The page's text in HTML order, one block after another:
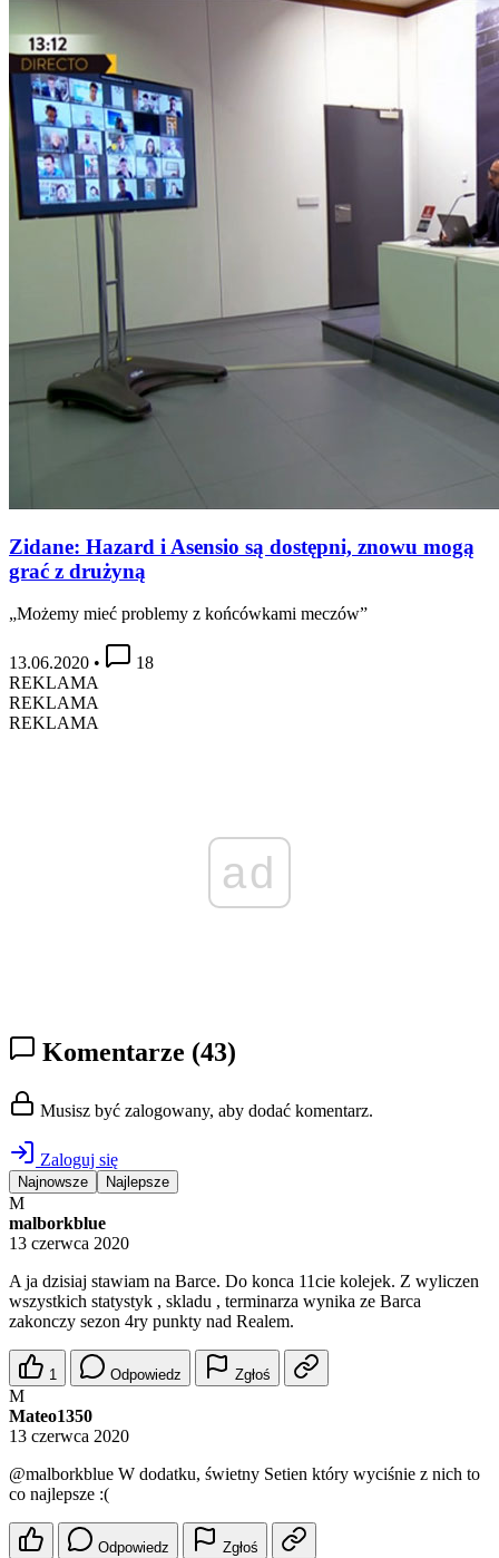
Zidane: Hazard i Asensio są dostępni, znowu mogą
grać z drużyną
„Możemy mieć problemy z końcówkami meczów”
13.06.2020 •
18
REKLAMA
REKLAMA
REKLAMA
ad
Komentarze (43)
Musisz być zalogowany, aby dodać komentarz.
Zaloguj się
Najnowsze Najlepsze
M
malborkblue
13 czerwca 2020
A ja dzisiaj stawiam na Barce. Do konca 11cie kolejek. Z wyliczen
wszystkich statystyk , skladu , terminarza wynika ze Barca
zakonczy sezon 4ry punkty nad Realem.
1 Odpowiedz Zgłoś
M
Mateo1350
13 czerwca 2020
@malborkblue W dodatku, świetny Setien który wyciśnie z nich to
co najlepsze :(
Odpowiedz Zgłoś